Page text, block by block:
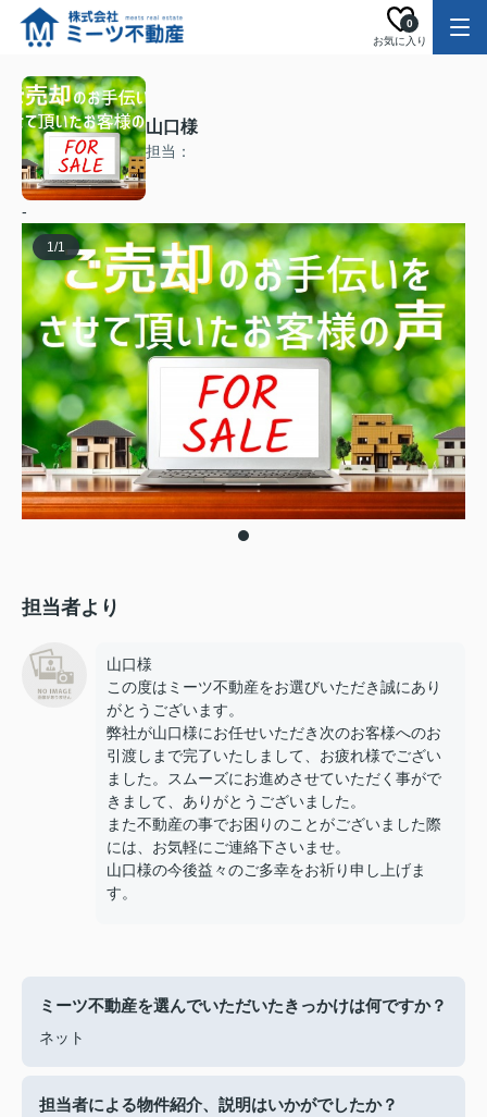
お気に入り
0
山口様
担当：
-
1/1
担当者より
山口様
この度はミーツ不動産をお選びいただき誠にあり
がとうございます。
弊社が山口様にお任せいただき次のお客様へのお
引渡しまで完了いたしまして、お疲れ様でござい
ました。スムーズにお進めさせていただく事がで
きまして、ありがとうございました。
また不動産の事でお困りのことがございました際
には、お気軽にご連絡下さいませ。
山口様の今後益々のご多幸をお祈り申し上げま
す。
ミーツ不動産を選んでいただいたきっかけは何ですか？
ネット
担当者による物件紹介、説明はいかがでしたか？